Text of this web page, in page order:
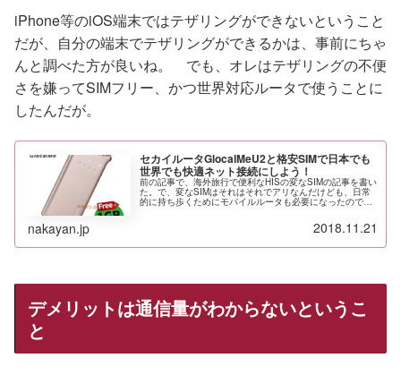
iPhone等のiOS端末ではテザリングができないということ
だが、自分の端末でテザリングができるかは、事前にちゃ
んと調べた方が良いね。 でも、オレはテザリングの不便
さを嫌ってSIMフリー、かつ世界対応ルータで使うことに
したんだが。
セカイルータGlocalMeU2と格安SIMで日本でも
世界でも快適ネット接続にしよう！
前の記事で、海外旅行で便利なHISの変なSIMの記事を書い
た。で、変なSIMはそれはそれでアリなんだけども、日常
的に持ち歩くためにモバイルルータも必要になったので、
nakayan.jp 2018.11.21
デメリットは通信量がわからないというこ
と